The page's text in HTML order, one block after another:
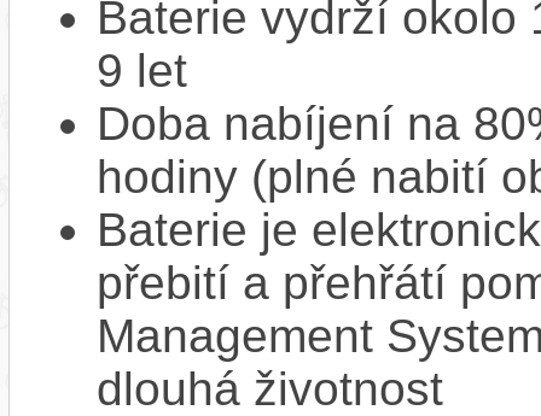
Baterie vydrží okolo
9 let
Doba nabíjení na
hodiny (plné nabití
Baterie je
přebití a přehřátí
Management
dlouhá životnost